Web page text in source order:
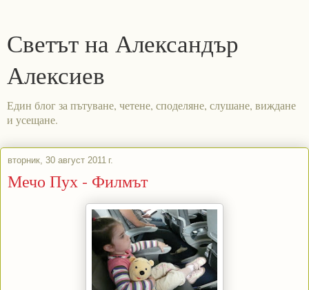
Светът на Александър
Алексиев
Един блог за пътуване, четене, споделяне, слушане, виждане
и усещане.
вторник, 30 август 2011 г.
Мечо Пух - Филмът